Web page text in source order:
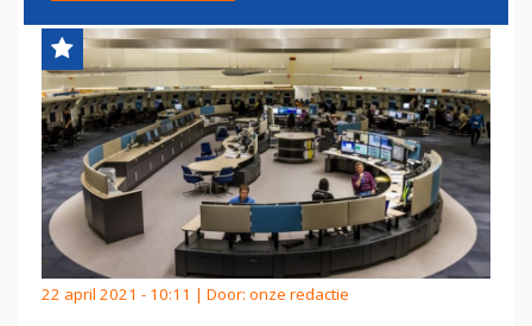
22 april 2021 - 10:11 | Door: onze redactie